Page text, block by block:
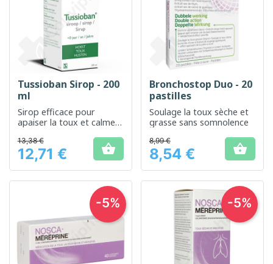
Tussioban Sirop - 200
ml
Sirop efficace pour
apaiser la toux et calmer
Prix
13,38 €
12,71 € 
Bronchostop Duo - 20
pastilles
Soulage la toux sèche et
grasse sans somnolence
Prix
8,99 €
8,54 € 
-5% -5%